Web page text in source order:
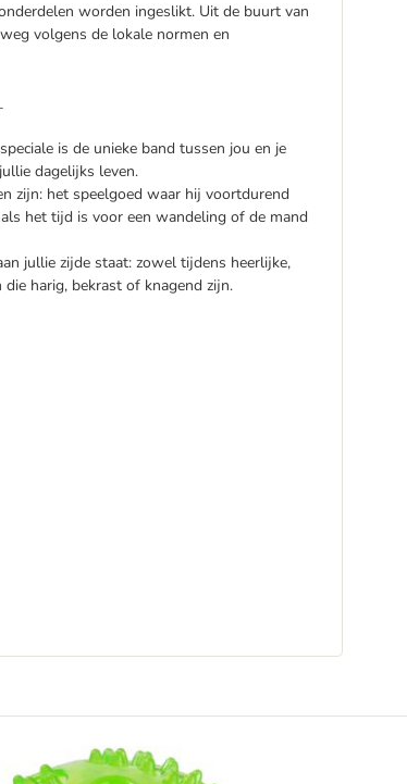
worden ingeslikt. Uit de buurt van
volgens de lokale normen en
is de unieke band tussen jou en je
dagelijks leven.
zijn: het speelgoed waar hij voortdurend
het tijd is voor een wandeling of de mand
jullie zijde staat: zowel tijdens heerlijke,
harig, bekrast of knagend zijn.